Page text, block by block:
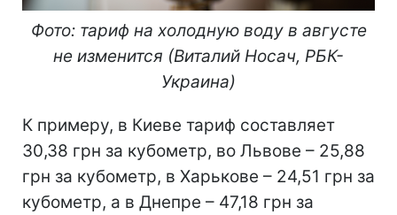
Фото: тариф на холодную воду в августе
не изменится (Виталий Носач, РБК-
Украина)
К примеру, в Киеве тариф составляет
30,38 грн за кубометр, во Львове – 25,88
грн за кубометр, в Харькове – 24,51 грн за
кубометр, а в Днепре – 47,18 грн за